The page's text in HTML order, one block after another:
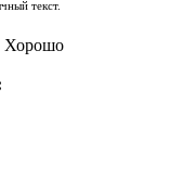
текст.
Хорошо